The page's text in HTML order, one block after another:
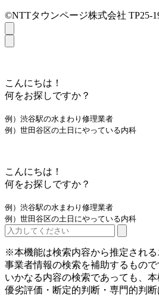
©NTTタウンページ株式会社 TP25-
こんにちは！
何をお探しですか？
例）渋谷駅の水まわり修理業者
例）世田谷区の土日にやっている内科
こんにちは！
何をお探しですか？
例）渋谷駅の水まわり修理業者
例）世田谷区の土日にやっている内科
※本機能は検索内容から推定される
事業者情報の検索を補助するもので
いかなる内容の検索であっても、
優劣評価・断定的判断・専門的判断